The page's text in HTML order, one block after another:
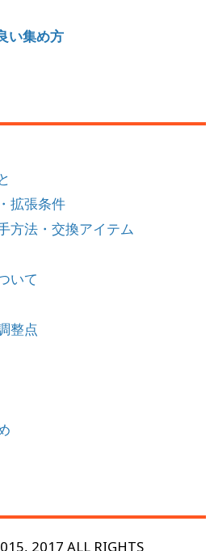
い集め方
拡張条件
方法・交換アイテム
いて
整点
2017 ALL RIGHTS